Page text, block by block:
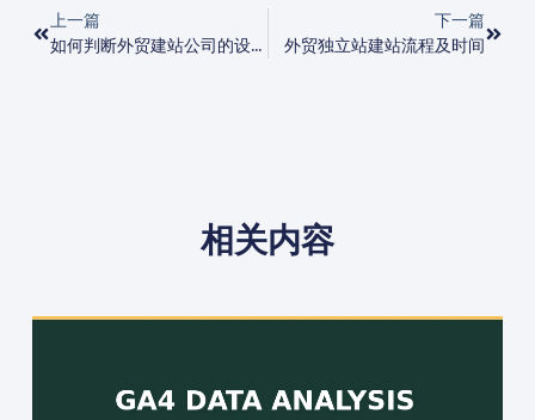
上一篇
如何判断外贸建站公司的设计水平是否专业？
下一篇
外贸独立站建站流程及时间
相关内容